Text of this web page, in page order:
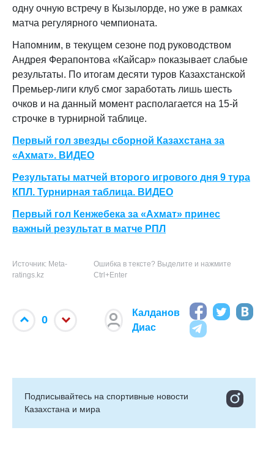
одну очную встречу в Кызылорде, но уже в рамках
матча регулярного чемпионата.
Напомним, в текущем сезоне под руководством
Андрея Ферапонтова «Кайсар» показывает слабые
результаты. По итогам десяти туров Казахстанской
Премьер-лиги клуб смог заработать лишь шесть
очков и на данный момент располагается на 15-й
строчке в турнирной таблице.
Первый гол звезды сборной Казахстана за
«Ахмат». ВИДЕО
Результаты матчей второго игрового дня 9 тура
КПЛ. Турнирная таблица. ВИДЕО
Первый гол Кенжебека за «Ахмат» принес
важный результат в матче РПЛ
Источник: Meta-
ratings.kz
Ошибка в тексте? Выделите и нажмите
Ctrl+Enter
0
Калданов
Диас
Подписывайтесь на cпортивные новости
Казахстана и мира